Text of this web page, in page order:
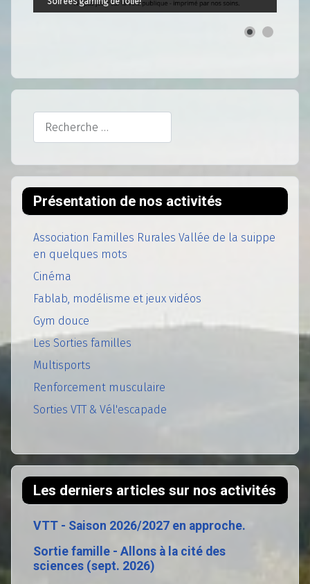
Rechercher
Présentation de nos activités
Association Familles Rurales Vallée de la suippe
en quelques mots
Cinéma
Fablab, modélisme et jeux vidéos
Gym douce
Les Sorties familles
Multisports
Renforcement musculaire
Sorties VTT & Vél'escapade
Les derniers articles sur nos activités
VTT - Saison 2026/2027 en approche.
Sortie famille - Allons à la cité des
sciences (sept. 2026)